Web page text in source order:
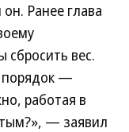
Ранее глава
вес.
порядок —
работая в
— заявил